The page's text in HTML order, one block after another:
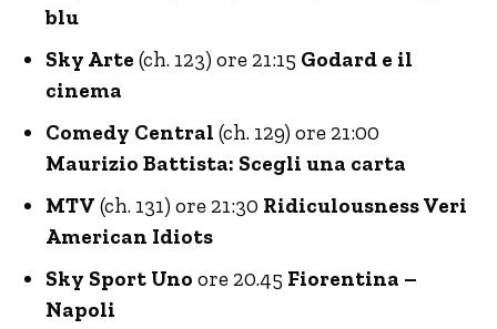
blu
Sky Arte (ch. 123) ore 21:15 Godard e il
cinema
Comedy Central (ch. 129) ore 21:00
Maurizio Battista: Scegli una carta
MTV (ch. 131) ore 21:30 Ridiculousness Veri
American Idiots
Sky Sport Uno ore 20.45 Fiorentina –
Napoli